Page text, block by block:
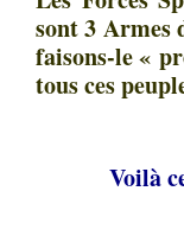
sont 3 Armes
faisons-le «
tous ces
Voilà